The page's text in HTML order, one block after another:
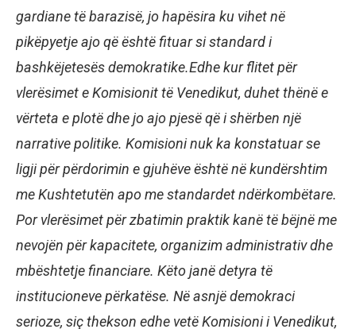
gardiane të barazisë, jo hapësira ku vihet në
pikëpyetje ajo që është fituar si standard i
bashkëjetesës demokratike.Edhe kur flitet për
vlerësimet e Komisionit të Venedikut, duhet thënë e
vërteta e plotë dhe jo ajo pjesë që i shërben një
narrative politike. Komisioni nuk ka konstatuar se
ligji për përdorimin e gjuhëve është në kundërshtim
me Kushtetutën apo me standardet ndërkombëtare.
Por vlerësimet për zbatimin praktik kanë të bëjnë me
nevojën për kapacitete, organizim administrativ dhe
mbështetje financiare. Këto janë detyra të
institucioneve përkatëse. Në asnjë demokraci
serioze, siç thekson edhe vetë Komisioni i Venedikut,